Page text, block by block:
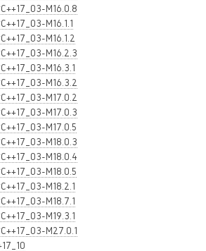
M16.0.8
M16.1.1
M16.1.2
M16.2.3
M16.3.1
M16.3.2
M17.0.2
M17.0.3
M17.0.5
M18.0.3
M18.0.4
M18.0.5
M18.2.1
M18.7.1
M19.3.1
M27.0.1